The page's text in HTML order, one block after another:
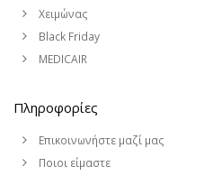
Χειμώνας
Black Friday
MEDICAIR
Πληροφορίες
Επικοινωνήστε μαζί μας
Ποιοι είμαστε